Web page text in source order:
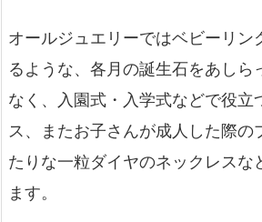
オールジュエリーではベビーリン
るような、各月の誕生石をあしら
なく、入園式・入学式などで役立
ス、またお子さんが成人した際の
たりな一粒ダイヤのネックレスな
ます。